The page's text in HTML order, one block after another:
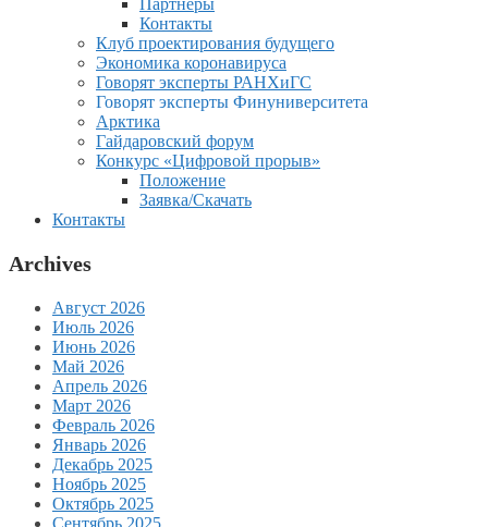
Партнеры
Контакты
Клуб проектирования будущего
Экономика коронавируса
Говорят эксперты РАНХиГС
Говорят эксперты Финуниверситета
Арктика
Гайдаровский форум
Конкурс «Цифровой прорыв»
Положение
Заявка/Скачать
Контакты
Archives
Август 2026
Июль 2026
Июнь 2026
Май 2026
Апрель 2026
Март 2026
Февраль 2026
Январь 2026
Декабрь 2025
Ноябрь 2025
Октябрь 2025
Сентябрь 2025